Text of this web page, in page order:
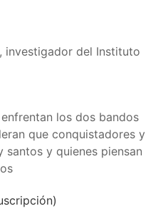
investigador del Instituto
los dos bandos
que conquistadores y
santos y quienes piensan